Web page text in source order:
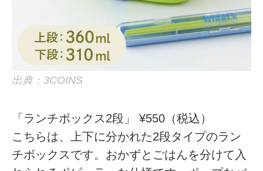
出典：3COINS
「ランチボックス2段」 ¥550（税込）
こちらは、上下に分かれた2段タイプのラン
チボックスです。おかずとごはんを分けて入